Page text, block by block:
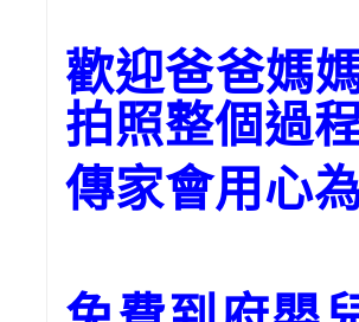
歡迎爸爸媽
拍照整個過
傳家會用心